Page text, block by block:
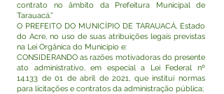
contrato no âmbito da Prefeitura Municipal de
Tarauacá.”
O PREFEITO DO MUNICÍPIO DE TARAUACÁ, Estado
do Acre, no uso de suas atribuições legais previstas
na Lei Orgânica do Município e:
CONSIDERANDO as razões motivadoras do presente
ato administrativo, em especial a Lei Federal nº
14.133 de 01 de abril de 2021, que institui normas
para licitações e contratos da administração pública;